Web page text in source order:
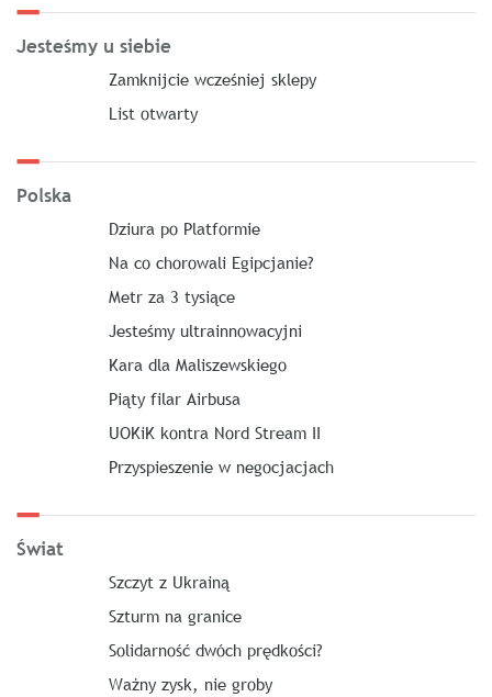
Jesteśmy u siebie
Zamknijcie wcześniej sklepy
List otwarty
Polska
Dziura po Platformie
Na co chorowali Egipcjanie?
Metr za 3 tysiące
Jesteśmy ultrainnowacyjni
Kara dla Maliszewskiego
Piąty filar Airbusa
UOKiK kontra Nord Stream II
Przyspieszenie w negocjacjach
Świat
Szczyt z Ukrainą
Szturm na granice
Solidarność dwóch prędkości?
Ważny zysk, nie groby